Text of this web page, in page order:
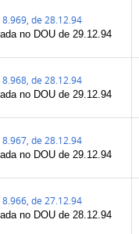
8.969, de 28.12.94
no DOU de 29.12.94
8.968, de 28.12.94
no DOU de 29.12.94
8.967, de 28.12.94
no DOU de 29.12.94
8.966, de 27.12.94
no DOU de 28.12.94